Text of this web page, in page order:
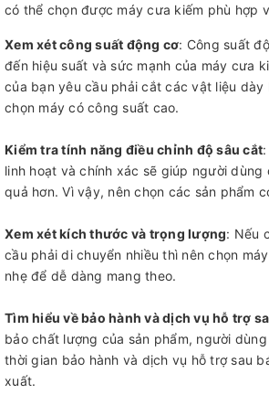
có thể chọn được máy cưa kiếm phù hợp
Xem xét công suất động cơ: Công suất
đến hiệu suất và sức mạnh của máy cưa
của bạn yêu cầu phải cắt các vật liệu dày
chọn máy có công suất cao.
Kiểm tra tính năng điều chỉnh độ sâu cắt
linh hoạt và chính xác sẽ giúp người dùng
quả hơn. Vì vậy, nên chọn các sản phẩm
Xem xét kích thước và trọng lượng: Nếu
cầu phải di chuyển nhiều thì nên chọn
nhẹ để dễ dàng mang theo.
Tìm hiểu về bảo hành và dịch vụ hỗ trợ
bảo chất lượng của sản phẩm, người
thời gian bảo hành và dịch vụ hỗ trợ sau
xuất.